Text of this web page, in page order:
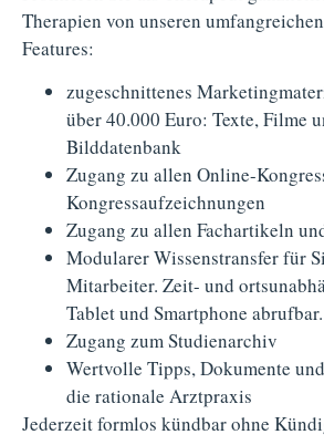
Therapien von unseren
Features:
zugeschnittenes
über 40.000 Euro: Texte, Filme
Bilddatenbank
Zugang zu allen Online-
Kongressaufzeichnungen
Zugang zu allen Fachartikeln
Modularer Wissenstransfer für
Mitarbeiter. Zeit- und
Tablet und Smartphone abrufbar.
Zugang zum Studienarchiv
Wertvolle Tipps, Dokumente
die rationale Arztpraxis
Jederzeit formlos kündbar ohne